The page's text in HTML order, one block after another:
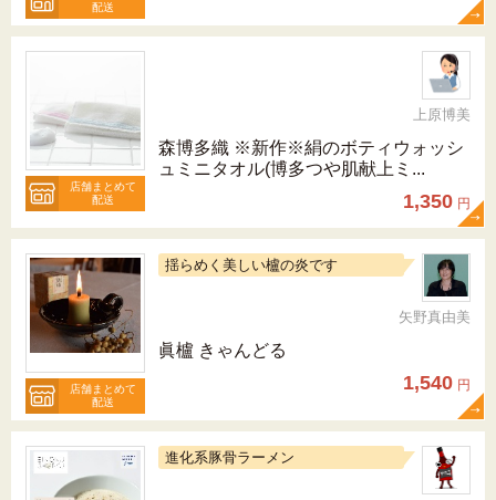
配送
店舗まとめて
配送
上原博美
森博多織 ※新作※絹のボティウォッシ
ュミニタオル(博多つや肌献上ミ...
1,350 円
店舗まとめて
配送
揺らめく美しい櫨の炎です
矢野真由美
眞櫨 きゃんどる
1,540 円
進化系豚骨ラーメン